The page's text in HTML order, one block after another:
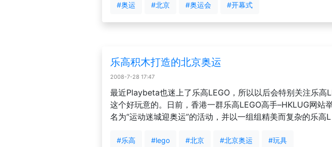
#奥运 #北京 #奥运会 #开幕式
乐高积木打造的北京奥运
2008-7-28 17:47
最近Playbeta也迷上了乐高LEGO，所以以后会特别关注乐高
这个好玩意的。日前，香港一群乐高LEGO高手–HKLUG网站
名为“运动迷城迎奥运”的活动，并以一组组精美而复杂的乐高L
#乐高 #lego #北京 #北京奥运 #玩具